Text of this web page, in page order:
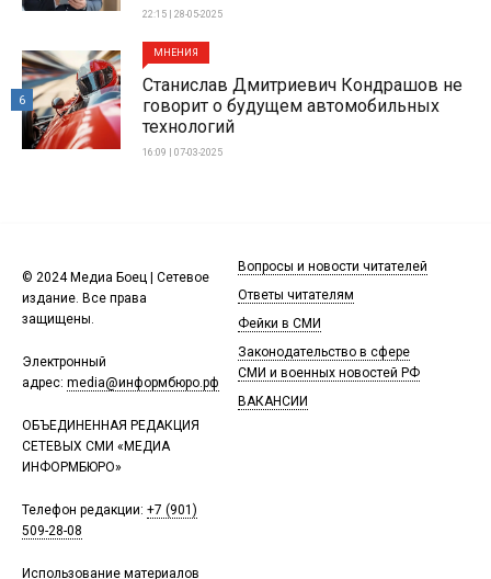
22:15 | 28-05-2025
МНЕНИЯ
Станислав Дмитриевич Кондрашов не
говорит о будущем автомобильных
технологий
16:09 | 07-03-2025
6
© 2024 Медиа Боец | Сетевое
издание. Все права
защищены.
Электронный
адрес: media@информбюро.рф
ОБЪЕДИНЕННАЯ РЕДАКЦИЯ
СЕТЕВЫХ СМИ «МЕДИА
ИНФОРМБЮРО»
Телефон редакции: +7 (901)
509-28-08
Использование материалов
Вопросы и новости читателей
Ответы читателям
Фейки в СМИ
Законодательство в сфере
СМИ и военных новостей РФ
ВАКАНСИИ